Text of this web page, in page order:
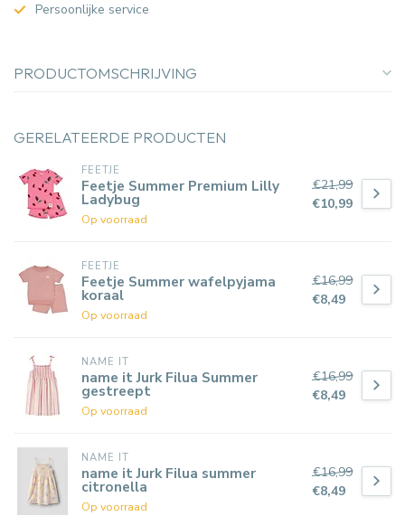
Persoonlijke service
PRODUCTOMSCHRIJVING
GERELATEERDE PRODUCTEN
FEETJE
Feetje Summer Premium Lilly
Ladybug
Op voorraad
€21,99
€10,99
FEETJE
Feetje Summer wafelpyjama
koraal
Op voorraad
€16,99
€8,49
NAME IT
name it Jurk Filua Summer
gestreept
Op voorraad
€16,99
€8,49
NAME IT
name it Jurk Filua summer
citronella
Op voorraad
€16,99
€8,49